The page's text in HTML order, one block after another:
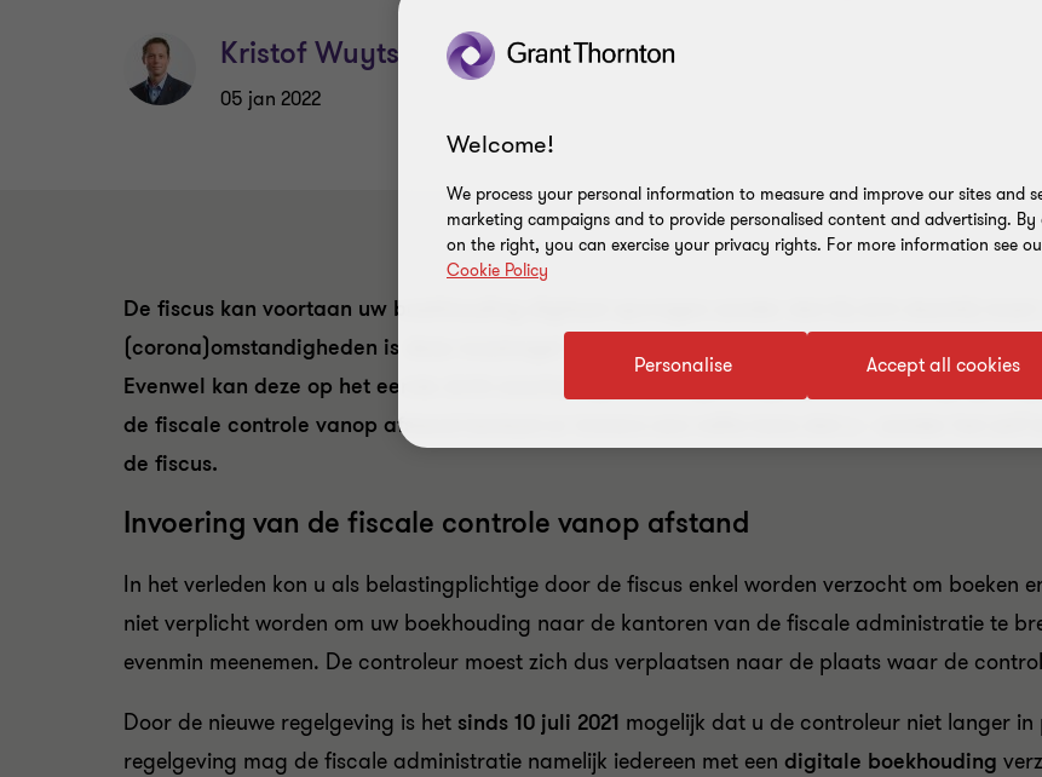
Kristof Wuyts
05 jan 2022
De fiscus kan voortaan uw boekhouding digitaal opvragen zonder dat hij zich daarbij
(corona)omstandigheden is deze maatregel logisch. Bovendien vermindert dit de
Evenwel kan deze op het eerste zicht onschuldige maatregel mogelijks ook nadelige
de fiscale controle vanop afstand bestaat er immers een reële kans dat u – zonder het
de fiscus.
Invoering van de fiscale controle vanop afstand
In het verleden kon u als belastingplichtige door de fiscus enkel worden verzocht om boeken
niet verplicht worden om uw boekhouding naar de kantoren van de fiscale administratie te
evenmin meenemen. De controleur moest zich dus verplaatsen naar de plaats waar de
Door de nieuwe regelgeving is het sinds 10 juli 2021 mogelijk dat u de controleur niet langer
regelgeving mag de fiscale administratie namelijk iedereen met een digitale boekhouding
Welcome!
We process your personal information to measure and improve our sites and
marketing campaigns and to provide personalised content and advertising.
on the right, you can exercise your privacy rights. For more information see
Cookie Policy
Accept all cookies
Personalise